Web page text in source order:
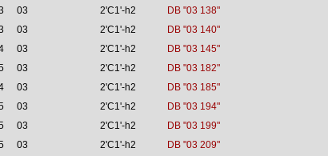
03 2'C1'-h2
DB "03 138"
03 2'C1'-h2
DB "03 140"
03 2'C1'-h2
DB "03 145"
03 2'C1'-h2
DB "03 182"
03 2'C1'-h2
DB "03 185"
03 2'C1'-h2
DB "03 194"
03 2'C1'-h2
DB "03 199"
03 2'C1'-h2
DB "03 209"